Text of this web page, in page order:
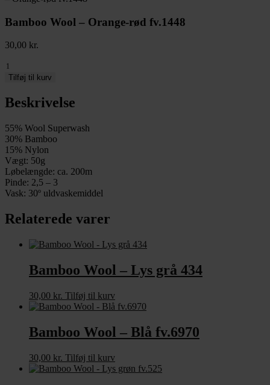
Bamboo Wool – Orange-rød fv.1448
30,00 kr.
Bamboo
Wool
Orange-
rød
antal
Tilføj til kurv
Beskrivelse
55% Wool Superwash
30% Bamboo
15% Nylon
Vægt: 50g
Løbelængde: ca. 200m
Pinde: 2,5 – 3
Vask: 30º uldvaskemiddel
Relaterede varer
Bamboo Wool – Lys grå 434
30,00 kr. Tilføj til kurv
Bamboo Wool – Blå fv.6970
30,00 kr. Tilføj til kurv